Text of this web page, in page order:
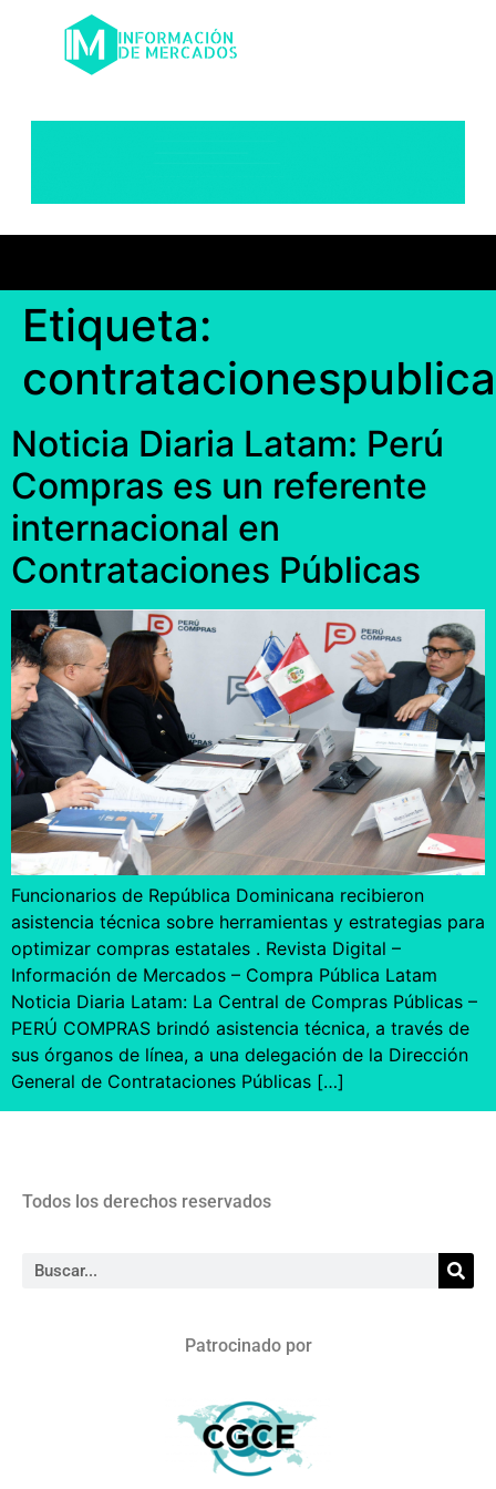
Etiqueta:
Noticia Diaria Latam: Perú
Compras es un referente
internacional en
Contrataciones Públicas
Funcionarios de República Dominicana recibieron
asistencia técnica sobre herramientas y estrategias para
optimizar compras estatales . Revista Digital –
Información de Mercados – Compra Pública Latam
Noticia Diaria Latam: La Central de Compras Públicas –
PERÚ COMPRAS brindó asistencia técnica, a través de
sus órganos de línea, a una delegación de la Dirección
General de Contrataciones Públicas […]
Todos los derechos reservados
Patrocinado por